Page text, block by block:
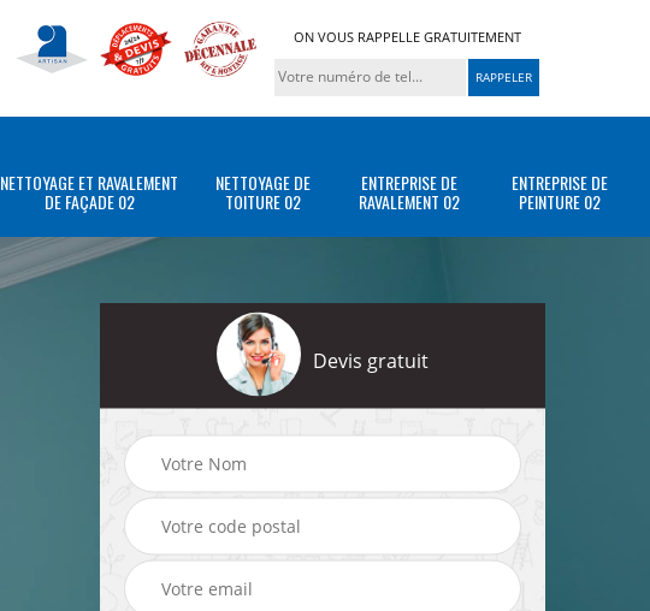
ON VOUS RAPPELLE GRATUITEMENT
NETTOYAGE ET RAVALEMENT
DE FAÇADE 02
NETTOYAGE DE
TOITURE 02
ENTREPRISE DE
RAVALEMENT 02
ENTREPRISE DE
PEINTURE 02
Devis gratuit